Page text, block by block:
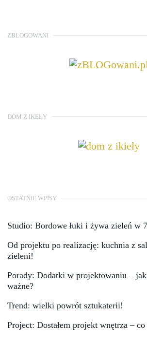
ZBLOGOWANI
DOM Z IKEŁY
OSTATNIE WPISY
Studio: Bordowe łuki i żywa zieleń w
Od projektu po realizację: kuchnia z
zieleni!
Porady: Dodatki w projektowaniu – jak
ważne?
Trend: wielki powrót sztukaterii!
Project: Dostałem projekt wnętrza – co